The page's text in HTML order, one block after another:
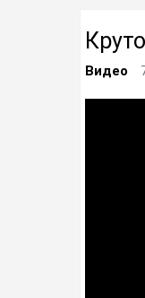
Видео